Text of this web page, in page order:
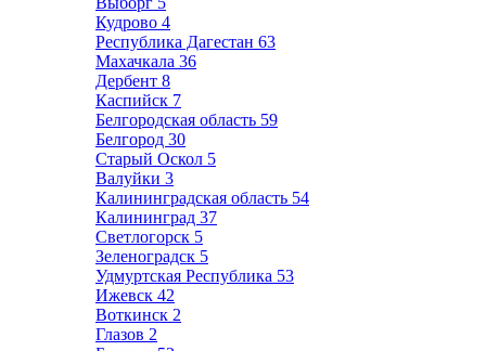
Кудрово 4
Республика Дагестан 63
Махачкала 36
Дербент 8
Каспийск 7
Белгородская область 59
Белгород 30
Старый Оскол 5
Валуйки 3
Калининградская область 54
Калининград 37
Светлогорск 5
Зеленоградск 5
Удмуртская Республика 53
Ижевск 42
Воткинск 2
Глазов 2